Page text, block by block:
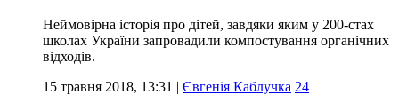
Неймовірна історія про дітей, завдяки яким у 200-стах
школах України запровадили компостування органічних
відходів.
15 травня 2018, 13:31 | Євгенія Каблучка 24